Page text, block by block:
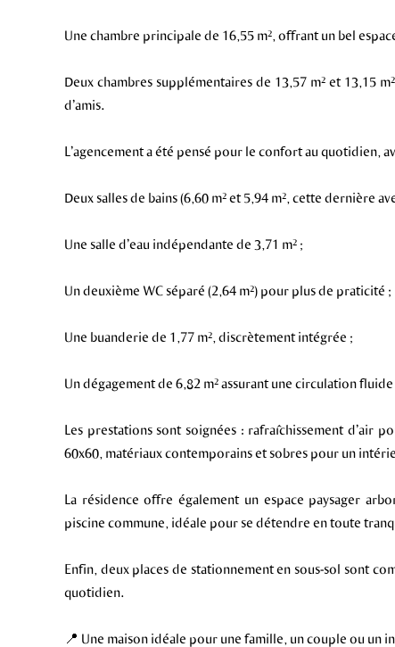
Une chambre principale de 16,55 m², offrant un bel
Deux chambres supplémentaires de 13,57 m² et 13,15
d’amis.
L’agencement a été pensé pour le confort au quotidien,
Deux salles de bains (6,60 m² et 5,94 m², cette dernière
Une salle d’eau indépendante de 3,71 m² ;
Un deuxième WC séparé (2,64 m²) pour plus de praticité ;
Une buanderie de 1,77 m², discrètement intégrée ;
Un dégagement de 6,82 m² assurant une circulation
Les prestations sont soignées : rafraîchissement d’air
60x60, matériaux contemporains et sobres pour un
La résidence offre également un espace paysager
piscine commune, idéale pour se détendre en toute
Enfin, deux places de stationnement en sous-sol sont
quotidien.
📍 Une maison idéale pour une famille, un couple ou un